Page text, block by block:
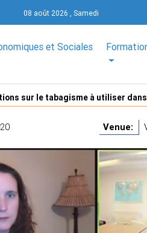
08 août 2026 , Samedi
et Sociales
sur le tabagisme à utiliser
Venue: